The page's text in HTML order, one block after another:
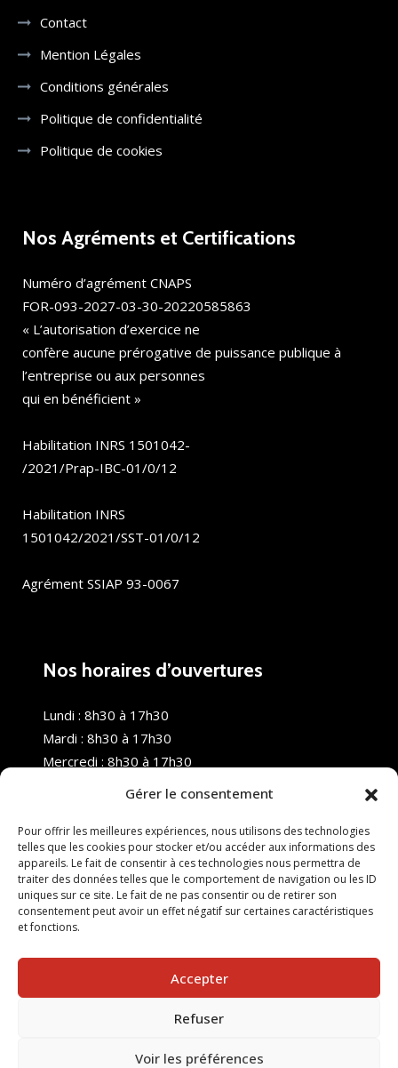
Gérer le consentement
Pour offrir les meilleures expériences, nous utilisons des technologies
telles que les cookies pour stocker et/ou accéder aux informations des
appareils. Le fait de consentir à ces technologies nous permettra de
traiter des données telles que le comportement de navigation ou les ID
uniques sur ce site. Le fait de ne pas consentir ou de retirer son
consentement peut avoir un effet négatif sur certaines caractéristiques
et fonctions.
Accepter
Refuser
Voir les préférences
Contact
Mention Légales
Conditions générales
Politique de confidentialité
Politique de cookies
Nos Agréments et Certifications
Numéro d’agrément CNAPS
FOR-093-2027-03-30-20220585863
« L’autorisation d’exercice ne
confère aucune prérogative de puissance publique à
l’entreprise ou aux personnes
qui en bénéficient »
Habilitation INRS 1501042-
/2021/Prap-IBC-01/0/12
Habilitation INRS
1501042/2021/SST-01/0/12
Agrément SSIAP 93-0067
Nos horaires d’ouvertures
Lundi : 8h30 à 17h30
Mardi : 8h30 à 17h30
Mercredi : 8h30 à 17h30
Samedi : Fermé
Dimanche : Fermé
© 2025 Nouvel R Formation - TOUS DROITS RÉSERVÉS -
SITE RÉALISÉ PAR :INGÉNIERIE TECH